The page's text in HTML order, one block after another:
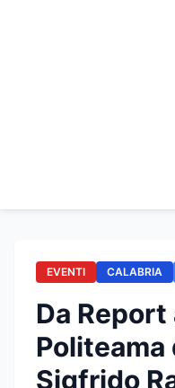
EVENTI CALABRIA
Da Report
Politeama
Sigfrido